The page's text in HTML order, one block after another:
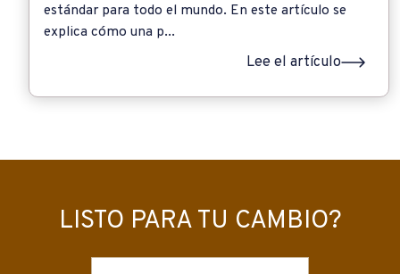
estándar para todo el mundo. En este artículo se
explica cómo una p...
Lee el artículo
LISTO PARA TU CAMBIO?